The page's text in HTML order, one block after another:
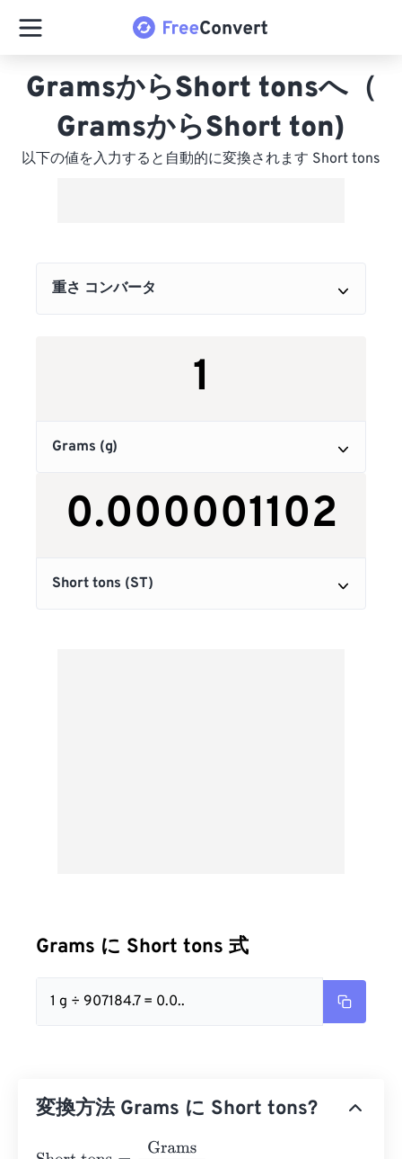
GramsからShort tonsへ（
GramsからShort ton)
以下の値を入力すると自動的に変換されます Short tons
Grams に Short tons 式
1 g ÷ 907184.7 = 0.0..
変換方法 Grams に Short tons?
Short tons Grams907184.7